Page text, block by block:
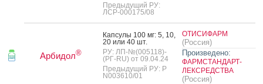
Предыдущий РУ:
ЛСР-000175/08
Арбидол®
Кап­су­лы 100 мг: 5, 10,
20 или 40 шт.
РУ: ЛП-№(005118)-
(РГ-RU) от 09.04.24
Предыдущий РУ: Р
N003610/01
ОТИСИФАРМ
(Россия)
Произведено:
ФАРМСТАНДАРТ-
ЛЕКСРЕДСТВА
(Россия)